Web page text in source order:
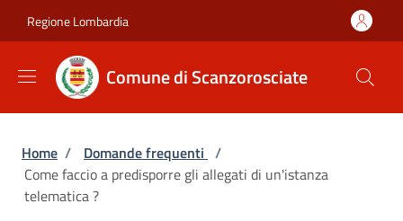
Regione Lombardia
Comune di Scanzorosciate
Briciole di pane
Home / Domande frequenti /
Come faccio a predisporre gli allegati di un'istanza
telematica ?